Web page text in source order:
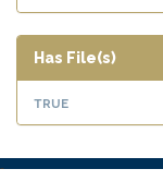
Has File(s)
true